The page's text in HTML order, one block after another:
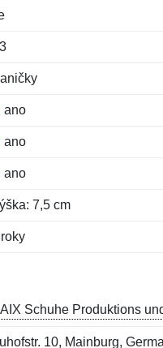
ano
ano
ano
7,5 cm
Schuhe Produktions
10, Mainburg,